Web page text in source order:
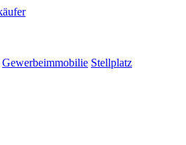
Gewerbeimmobilie Stellplatz